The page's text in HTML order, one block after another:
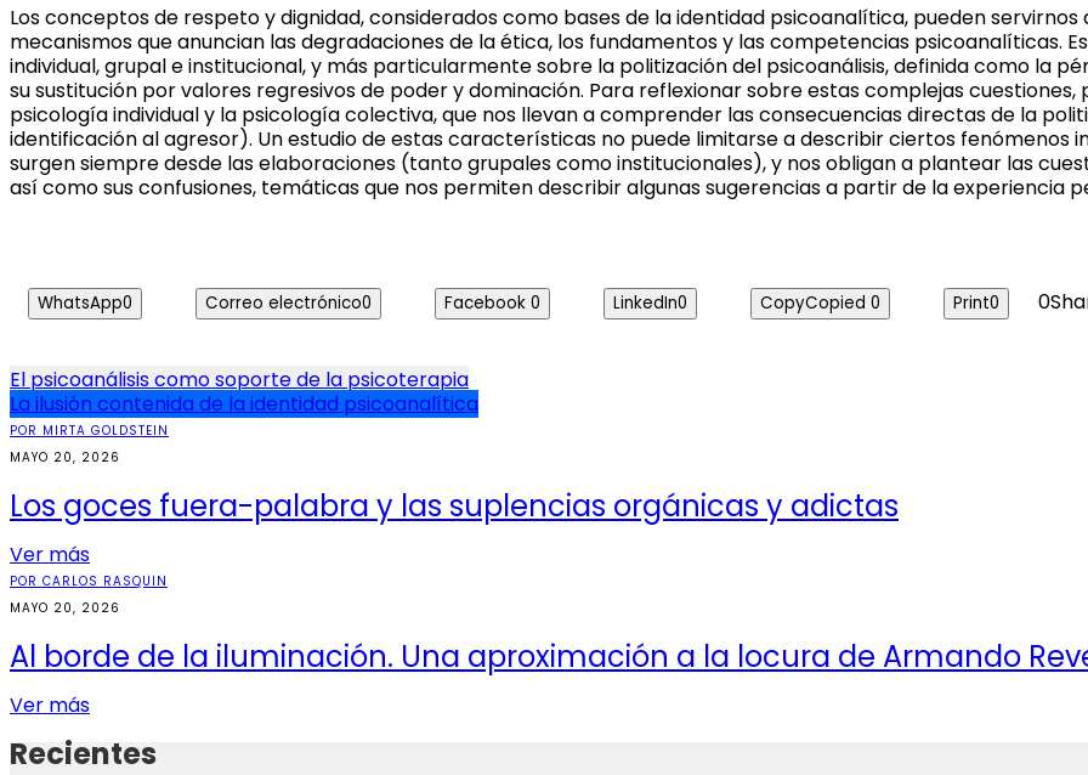
Los conceptos de respeto y dignidad, considerados como bases de la identidad psicoanalítica, pueden
mecanismos que anuncian las degradaciones de la ética, los fundamentos y las competencias psicoanalíticas.
individual, grupal e institucional, y más particularmente sobre la politización del psicoanálisis, definida como la
su sustitución por valores regresivos de poder y dominación. Para reflexionar sobre estas complejas
psicología individual y la psicología colectiva, que nos llevan a comprender las consecuencias directas de la
identificación al agresor). Un estudio de estas características no puede limitarse a describir ciertos fenómenos
surgen siempre desde las elaboraciones (tanto grupales como institucionales), y nos obligan a plantear las
así como sus confusiones, temáticas que nos permiten describir algunas sugerencias a partir de la experiencia
WhatsApp0 Correo electrónico0 Facebook 0 LinkedIn0 CopyCopied 0 Print0 0
Navegación
de
entradas
El psicoanálisis como soporte de la psicoterapia
La ilusión contenida de la identidad psicoanalítica
POR MIRTA GOLDSTEIN
MAYO 20, 2026
Los goces fuera-palabra y las suplencias orgánicas y adictas
Ver más
POR CARLOS RASQUIN
MAYO 20, 2026
Al borde de la iluminación. Una aproximación a la locura de Armando
Ver más
Recientes